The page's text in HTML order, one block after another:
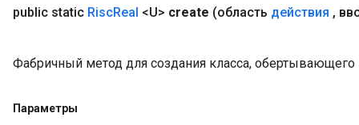
public static RiscReal <U> create (область действия ,
Фабричный метод для создания класса,
Параметры